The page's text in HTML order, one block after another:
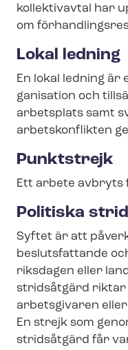
kollektivavtal har
om
Lokal ledning
En lokal ledning
ga­ni­sa­tion och
arbetsplats samt
arbetskonflikten
Punktstrejk
Ett arbete avbryts
Politiska
Syftet är att
beslutsfattande
riksdagen eller
stridsåtgärd riktar
arbetsgivaren
En strejk som
stridsåtgärd får